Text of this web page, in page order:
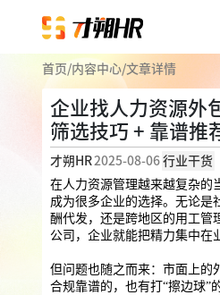
企业人事外包
用工外包
业务外包 岗位外包 灵
员工福利
服务案例
内容中心
关于才朔
首页/内容中心/文章详情
企业找人力资源外
筛选技巧 + 靠谱推
才朔HR2025-08-06 行业干货
在人力资源管理越来越复杂的
成为很多企业的选择。无论是
酬代发，还是跨地区的用工管
公司，企业就能把精力集中在
但问题也随之而来：市面上的
合规靠谱的，也有打“擦边球”